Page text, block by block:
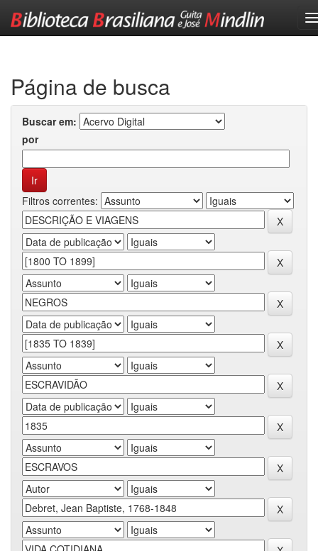
Página de busca
Buscar em:
por
Filtros correntes: